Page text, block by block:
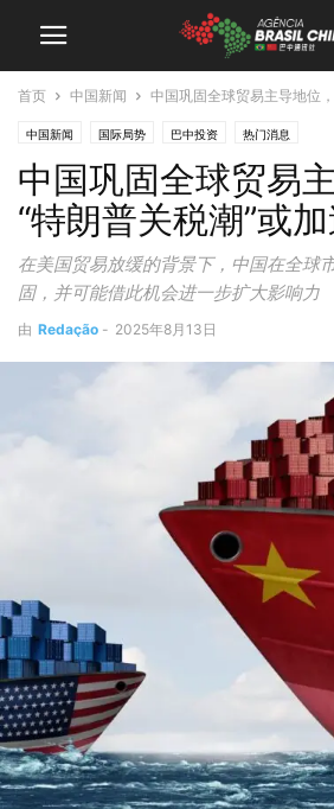
首页 中国新闻 中国巩固全球贸易主导地位
中国新闻 国际局势 巴中投资 热门消息
中国巩固全球贸易
“特朗普关税潮”或
在美国贸易放缓的背景下，中国在全球
固，并可能借此机会进一步扩大影响力
由 Redação - 2025年8月13日